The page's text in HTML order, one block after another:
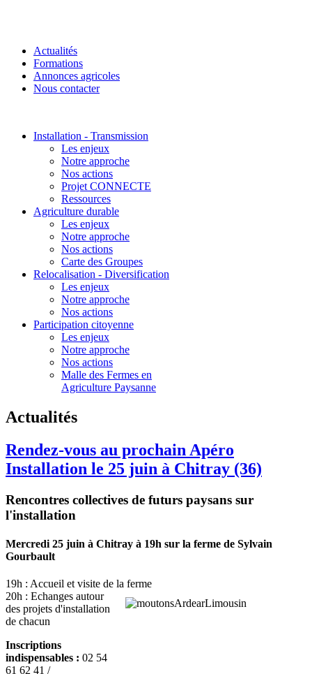
Actualités
Formations
Annonces agricoles
Nous contacter
Installation - Transmission
Les enjeux
Notre approche
Nos actions
Projet CONNECTE
Ressources
Agriculture durable
Les enjeux
Notre approche
Nos actions
Carte des Groupes
Relocalisation - Diversification
Les enjeux
Notre approche
Nos actions
Participation citoyenne
Les enjeux
Notre approche
Nos actions
Malle des Fermes en
Agriculture Paysanne
Actualités
Rendez-vous au prochain Apéro
Installation le 25 juin à Chitray (36)
Rencontres collectives de futurs paysans sur
l'installation
Mercredi 25 juin à Chitray à 19h sur la ferme de Sylvain
Gourbault
19h : Accueil et visite de la ferme
20h : Echanges autour
des projets d'installation
de chacun
Inscriptions
indispensables : 02 54
61 62 41 /